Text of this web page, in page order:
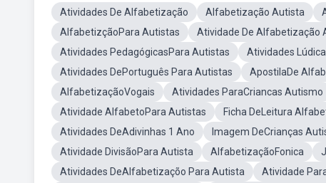
Atividades De Alfabetização Alfabetização Autista
AlfabetizçãoPara Autistas
Atividade De Alfabetização
Atividades PedagógicasPara Autistas
Atividades
Atividades DePortuguês Para Autistas
ApostilaDe
AlfabetizaçãoVogais
Atividades ParaCriancas Autismo
Atividade AlfabetoPara Autistas
Ficha DeLeitura
Atividades DeAdivinhas 1 Ano
Imagem DeCrianças
Atividade DivisãoPara Autista
AlfabetizaçãoFonica
Atividades DeAlfabetizaçõo Para Autista
Atividade